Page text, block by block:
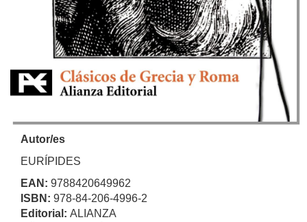
Autor/es
EURÍPIDES
EAN: 9788420649962
ISBN: 978-84-206-4996-2
Editorial: ALIANZA